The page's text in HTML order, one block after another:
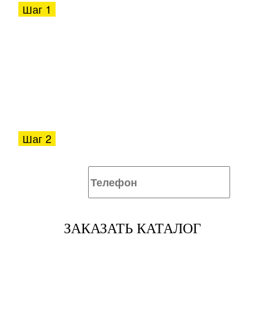
Шаг 1
Шаг 2
ЗАКАЗАТЬ КАТАЛОГ